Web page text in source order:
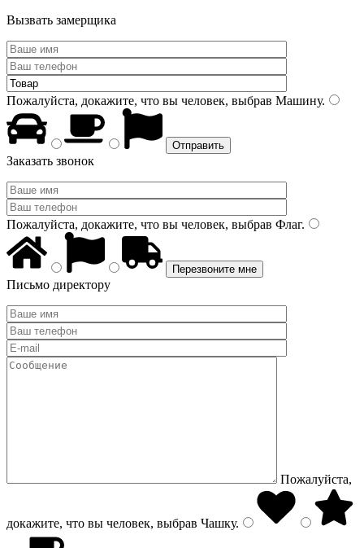
Вызвать замерщика
Пожалуйста, докажите, что вы человек, выбрав Машину.
Заказать звонок
Пожалуйста, докажите, что вы человек, выбрав Флаг.
Письмо директору
Пожалуйста,
докажите, что вы человек, выбрав Чашку.